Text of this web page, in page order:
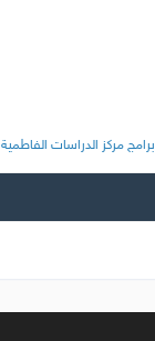
برامج مركز الدراسات الفاطمية